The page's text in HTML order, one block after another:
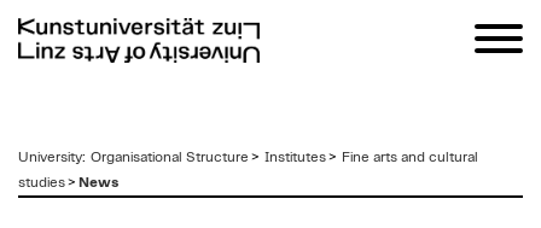
zum
Inhalt
University: Organisational Structure > Institutes> Fine arts and cultural
studies> News